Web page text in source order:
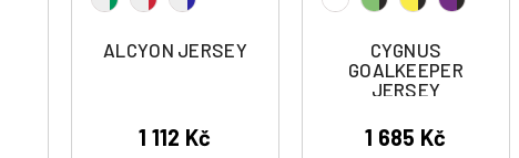
ALCYON JERSEY
1 112 Kč
CYGNUS
GOALKEEPER
JERSEY
1 685 Kč